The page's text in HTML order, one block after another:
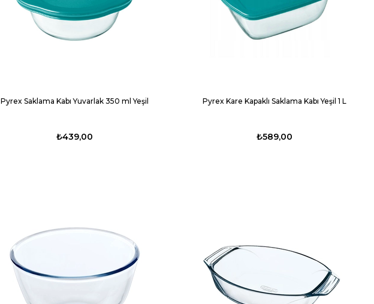
Pyrex Saklama Kabı Yuvarlak 350 ml Yeşil
₺439,00
Pyrex Kare Kapaklı Saklama Kabı Yeşil 1 L
₺589,00